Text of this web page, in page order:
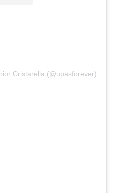
Cristarella (@upasforever)